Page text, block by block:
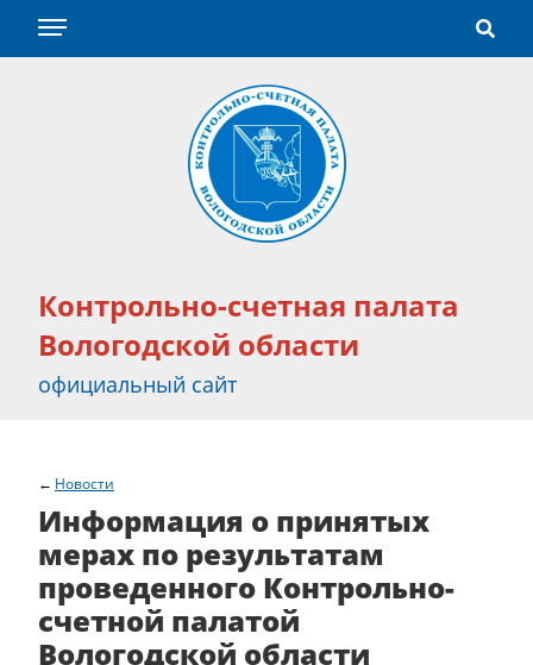
Контрольно-счетная палата
Вологодской области
официальный сайт
Новости
Информация о принятых
мерах по результатам
проведенного Контрольно-
счетной палатой
Вологодской области